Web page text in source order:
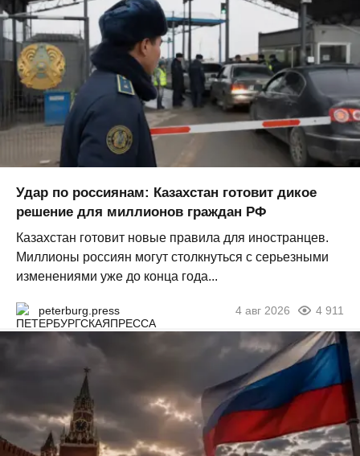
Удар по россиянам: Казахстан готовит дикое
решение для миллионов граждан РФ
Казахстан готовит новые правила для иностранцев.
Миллионы россиян могут столкнуться с серьезными
изменениями уже до конца года...
peterburg.press 4 авг 2026 4 911